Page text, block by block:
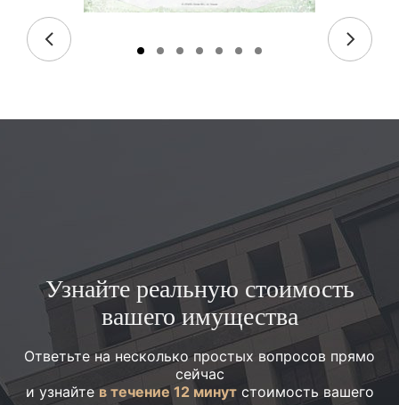
Узнайте реальную стоимость
вашего имущества
Ответьте на несколько простых вопросов прямо
сейчас
и узнайтев течение 12 минутстоимость вашего